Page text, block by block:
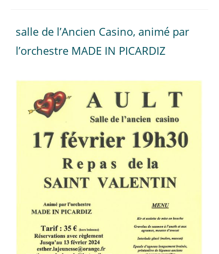
salle de l’Ancien Casino, animé par
l’orchestre MADE IN PICARDIZ